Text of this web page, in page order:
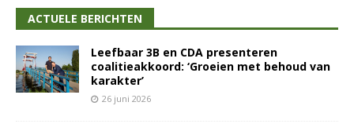
ACTUELE BERICHTEN
Leefbaar 3B en CDA presenteren
coalitieakkoord: ‘Groeien met behoud van
karakter’
26 juni 2026